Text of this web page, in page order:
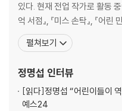
있다. 현재 전업 작가로 활동 중
억 서점』, 『미스 손탁』, 『어
밀』, 『온달장군 살인사건』, 『
솔러지를 기획하고 참여했다.
로 한국추리문학대상을
펼쳐보기
정명섭 인터뷰
[읽다] 정명섭 “어린이들이
예스24